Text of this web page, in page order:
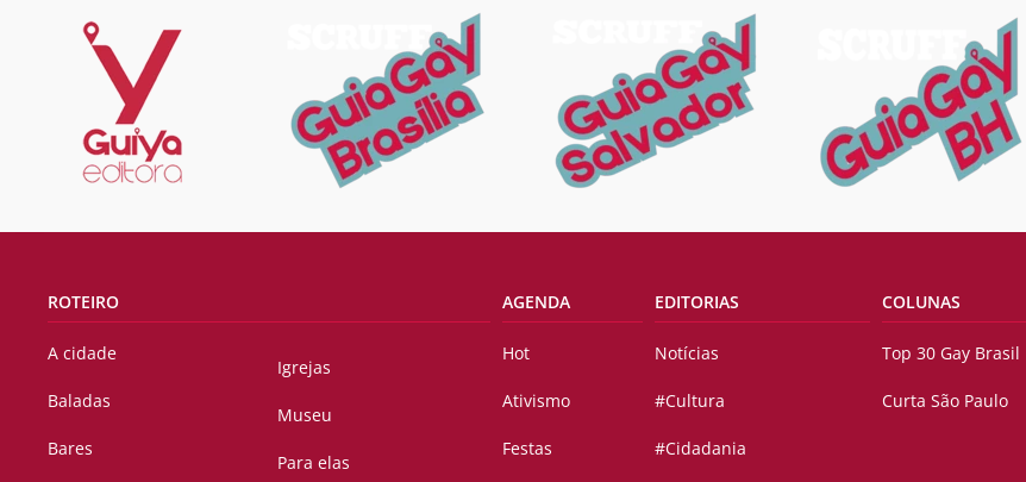
ROTEIRO
A cidade
Baladas
Bares
Igrejas
Museu
Para elas
AGENDA
Hot
Ativismo
Festas
EDITORIAS
Notícias
#Cultura
#Cidadania
COLUNAS
Top 30 Gay Brasil
Curta São Paulo